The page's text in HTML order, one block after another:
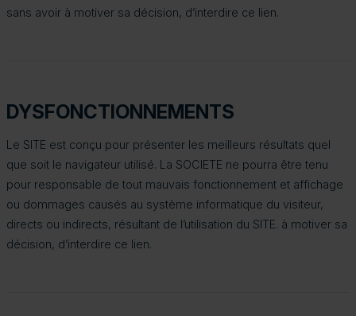
sans avoir à motiver sa décision, d’interdire ce lien.
DYSFONCTIONNEMENTS
Le SITE est conçu pour présenter les meilleurs résultats quel
que soit le navigateur utilisé. La SOCIETE ne pourra être tenu
pour responsable de tout mauvais fonctionnement et affichage
ou dommages causés au système informatique du visiteur,
directs ou indirects, résultant de l’utilisation du SITE. à motiver sa
décision, d’interdire ce lien.